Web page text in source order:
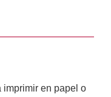
imprimir en papel o